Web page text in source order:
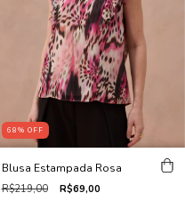
68% OFF
Blusa Estampada Rosa
R$219,00 R$69,00